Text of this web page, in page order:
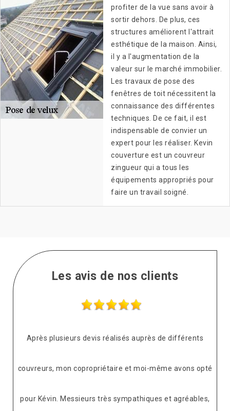
profiter de la vue sans avoir à
sortir dehors. De plus, ces
structures améliorent l'attrait
esthétique de la maison. Ainsi,
il y a l'augmentation de la
valeur sur le marché immobilier.
Les travaux de pose des
fenêtres de toit nécessitent la
connaissance des différentes
techniques. De ce fait, il est
indispensable de convier un
expert pour les réaliser. Kevin
couverture est un couvreur
zingueur qui a tous les
équipements appropriés pour
faire un travail soigné.
Les avis de nos clients
Après plusieurs devis réalisés auprès de différents
couvreurs, mon copropriétaire et moi-même avons opté
pour Kévin. Messieurs très sympathiques et agréables,